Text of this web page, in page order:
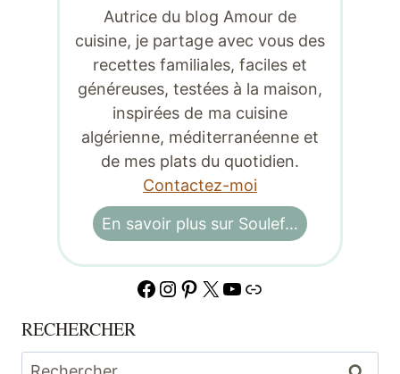
Autrice du blog Amour de
cuisine, je partage avec vous des
recettes familiales, faciles et
généreuses, testées à la maison,
inspirées de ma cuisine
algérienne, méditerranéenne et
de mes plats du quotidien.
Contactez-moi
En savoir plus sur Soulef…
Facebook
Instagram
Pinterest
X YouTube
Lien
RECHERCHER
Rechercher :